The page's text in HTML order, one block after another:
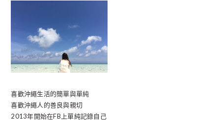
喜歡沖繩生活的簡單與單純
喜歡沖繩人的善良與親切
2013年開始在FB上單純記錄自己